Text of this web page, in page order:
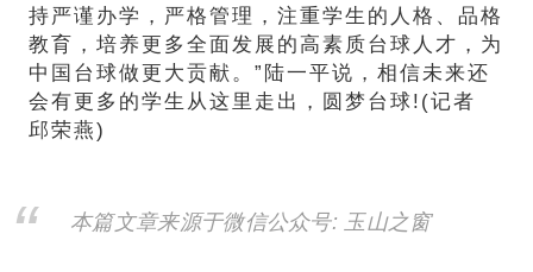
持严谨办学，严格管理，注重学生的人格、品格
教育，培养更多全面发展的高素质台球人才，为
中国台球做更大贡献。”陆一平说，相信未来还
会有更多的学生从这里走出，圆梦台球!(记者
邱荣燕)
本篇文章来源于微信公众号: 玉山之窗